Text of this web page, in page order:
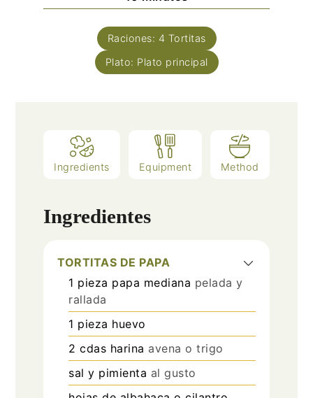
Raciones: 4 Tortitas
Plato: Plato principal
Ingredients Equipment Method
Ingredientes
TORTITAS DE PAPA
1 pieza papa mediana pelada y
rallada
1 pieza huevo
2 cdas harina avena o trigo
sal y pimienta al gusto